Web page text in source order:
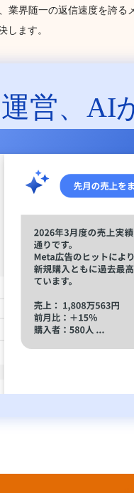
業界随一の返信速度を誇る
します。
営、 AI